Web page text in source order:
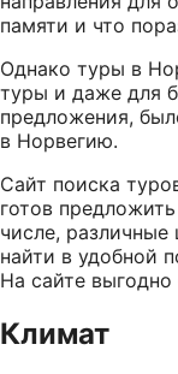
памяти и что
Однако туры в
туры и даже для
предложения,
в Норвегию.
Сайт поиска
готов
числе,
найти в удобной
На сайте
Климат